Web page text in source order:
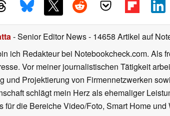
- Senior Editor News- 14658 Artikel auf
ich Redakteur bei Notebookcheck.com. Als
Vor meiner journalistischen Tätigkeit
und Projektierung von Firmennetzwerken
schlägt mein Herz als ehemaliger
für die Bereiche Video/Foto, Smart Home und